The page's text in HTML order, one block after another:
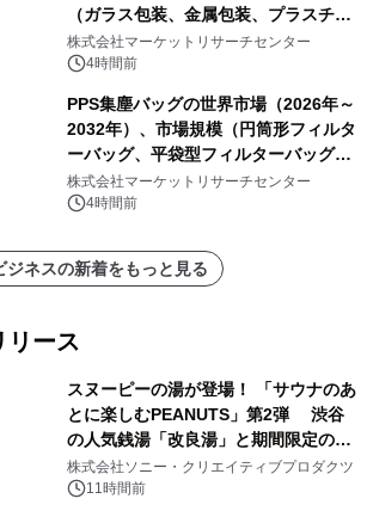
（ガラス包装、金属包装、プラスチッ
ク包装、その他）・分析レポートを発
表
株式会社マーケットリサーチセンター
4時間前
PPS集塵バッグの世界市場（2026年～
2032年）、市場規模（円筒形フィルタ
ーバッグ、平袋型フィルターバッグ、
プリーツフィルターバッグ、その
他）・分析レポートを発表
株式会社マーケットリサーチセンター
4時間前
ジネスの新着をもっと見る
リース
スヌーピーの湯が登場！ 「サウナのあ
とに楽しむPEANUTS」第2弾 渋谷
の人気銭湯「改良湯」と期間限定のコ
ラボレーション サウナイキタイコラ
ボグッズも発売決定！
株式会社ソニー・クリエイティブプロダクツ
11時間前